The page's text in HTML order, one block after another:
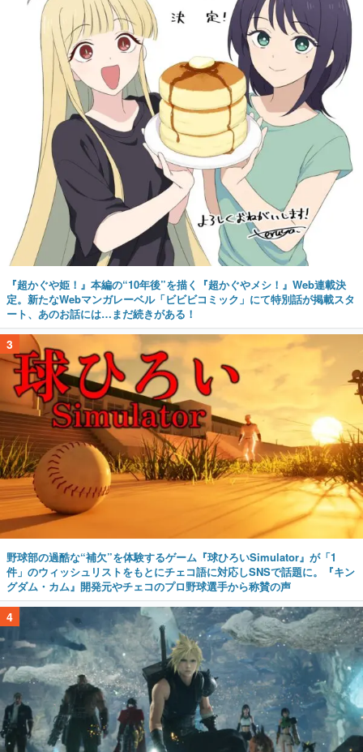
『超かぐや姫！』本編の“10年後”を描く『超かぐやメシ！』Web連載決
定。新たなWebマンガレーベル「ビビビコミック」にて特別話が掲載スタ
ート、あのお話には…まだ続きがある！
3
野球部の過酷な“補欠”を体験するゲーム『球ひろいSimulator』が「1
件」のウィッシュリストをもとにチェコ語に対応しSNSで話題に。『キン
グダム・カム』開発元やチェコのプロ野球選手から称賛の声
4